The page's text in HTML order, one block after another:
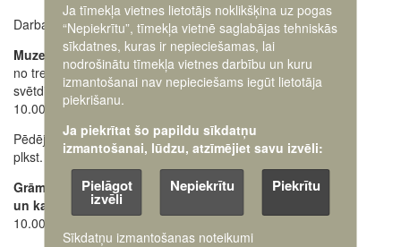
Darba laiki:
Muzejs atvērts:
no trešdienas līdz
svētdienai
10.00 - 18.00
Pēdējos apmeklētājus ielaiž
plkst. 17.30
Grāmatu tirdzniecības
un kases darba laiks:
10.00 - 17.45
Muzeja administrācija
+371 63616238
Ekskursiju pieteikšana
+371 28662648
Oficiālais e-pasts:
pasts@karamuzejs.lv
Raksti mums uz e-adresi
Ja tīmekļa vietnes lietotājs noklikšķina uz pogas
“Nepiekrītu”, tīmekļa vietnē saglabājas tehniskās
sīkdatnes, kuras ir nepieciešamas, lai
nodrošinātu tīmekļa vietnes darbību un kuru
izmantošanai nav nepieciešams iegūt lietotāja
piekrišanu.
Ja piekrītat šo papildu sīkdatņu
izmantošanai, lūdzu, atzīmējiet savu izvēli:
Pielāgot
izvēli
Nepiekrītu Piekrītu
Sīkdatņu izmantošanas noteikumi